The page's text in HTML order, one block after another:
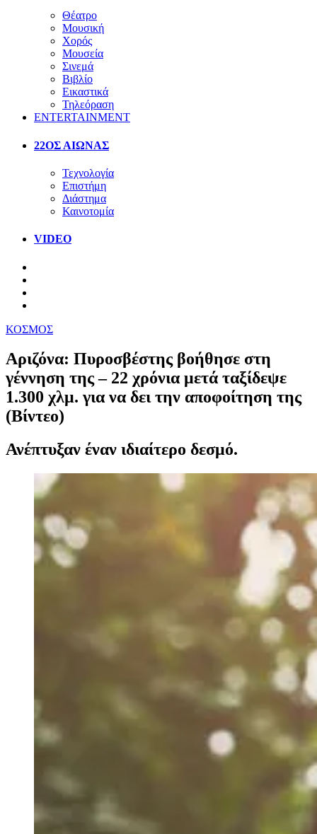
Θέατρο
Μουσική
Χορός
Μουσεία
Σινεμά
Βιβλίο
Εικαστικά
Τηλεόραση
ENTERTAINMENT
22ΟΣ ΑΙΩΝΑΣ
Τεχνολογία
Επιστήμη
Διάστημα
Καινοτομία
VIDEO
ΚΟΣΜΟΣ
Αριζόνα: Πυροσβέστης βοήθησε στη
γέννηση της – 22 χρόνια μετά ταξίδεψε
1.300 χλμ. για να δει την αποφοίτηση της
(Βίντεο)
Ανέπτυξαν έναν ιδιαίτερο δεσμό.